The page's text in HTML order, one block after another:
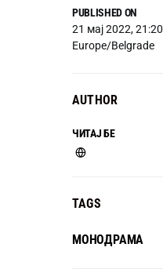
PUBLISHED ON
21 мај 2022, 21:20
Europe/Belgrade
AUTHOR
ЧИТАЈ БЕ
TAGS
МОНОДРАМА